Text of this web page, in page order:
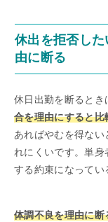
休出を拒否し
由に断る
休日出勤を断ると
合を理由にすると比
あればやむを得ない
れにくいです。単
する約束になってい
体調不良を理由に断